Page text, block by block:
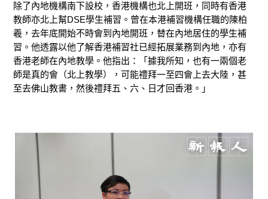
除了內地機構南下設校，香港機構也北上開班，同時有香港
教師亦北上幫DSE學生補習。曾在本港補習機構任職的陳柏
羲，去年底開始不時會到內地開班，替在內地居住的學生補
習。他透露以他了解香港補習社已經拓展業務到內地，亦有
香港老師在內地教學。他指出：「據我所知，也有一兩個老
師是真的會（北上教學），可能禮拜一至四會上去大陸，甚
至去佛山教書，然後禮拜五、六、日才回香港。」